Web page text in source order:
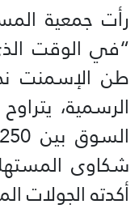
رأت جمعية
“في الوقت
الرسمية،
شكاوى
أكدته الجولات